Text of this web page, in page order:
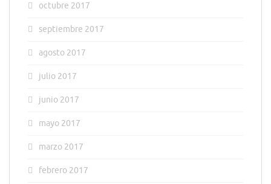
octubre 2017
septiembre 2017
agosto 2017
julio 2017
junio 2017
mayo 2017
marzo 2017
febrero 2017